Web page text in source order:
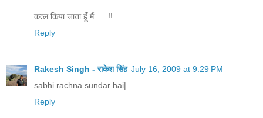
कत्ल किया जाता हूँ मैं .....!!
Reply
Rakesh Singh - राकेश सिंह July 16, 2009 at 9:29 PM
sabhi rachna sundar hai|
Reply